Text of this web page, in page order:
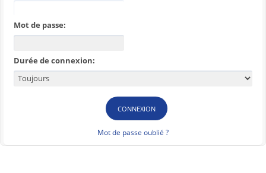
Mot de passe:
Durée de connexion:
Mot de passe oublié ?